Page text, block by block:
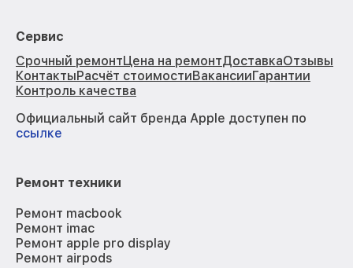
Сервис
Срочный ремонтЦена на ремонтДоставкаОтзывы
КонтактыРасчёт стоимостиВакансииГарантии
Контроль качества
Официальный сайт бренда Apple доступен по
ссылке
Ремонт техники
Ремонт macbook
Ремонт imac
Ремонт apple pro display
Ремонт airpods